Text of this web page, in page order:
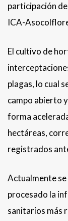
participación
ICA-
El cultivo de
plagas, lo cual
campo abierto
forma
hectáreas,
registrados
Actualmente se
procesado la
sanitarios más